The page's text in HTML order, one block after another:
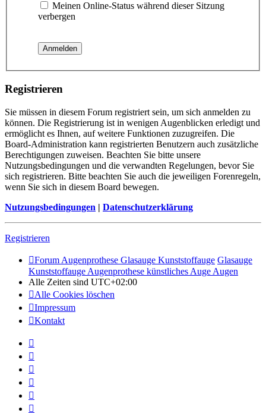
Meinen Online-Status während dieser Sitzung
verbergen
Registrieren
Sie müssen in diesem Forum registriert sein, um sich anmelden zu
können. Die Registrierung ist in wenigen Augenblicken erledigt und
ermöglicht es Ihnen, auf weitere Funktionen zuzugreifen. Die
Board-Administration kann registrierten Benutzern auch zusätzliche
Berechtigungen zuweisen. Beachten Sie bitte unsere
Nutzungsbedingungen und die verwandten Regelungen, bevor Sie
sich registrieren. Bitte beachten Sie auch die jeweiligen Forenregeln,
wenn Sie sich in diesem Board bewegen.
Nutzungsbedingungen | Datenschutzerklärung
Registrieren
Forum Augenprothese Glasauge Kunststoffauge Glasauge
Kunststoffauge Augenprothese künstliches Auge Augen
Alle Zeiten sind UTC+02:00
Alle Cookies löschen
Impressum
Kontakt